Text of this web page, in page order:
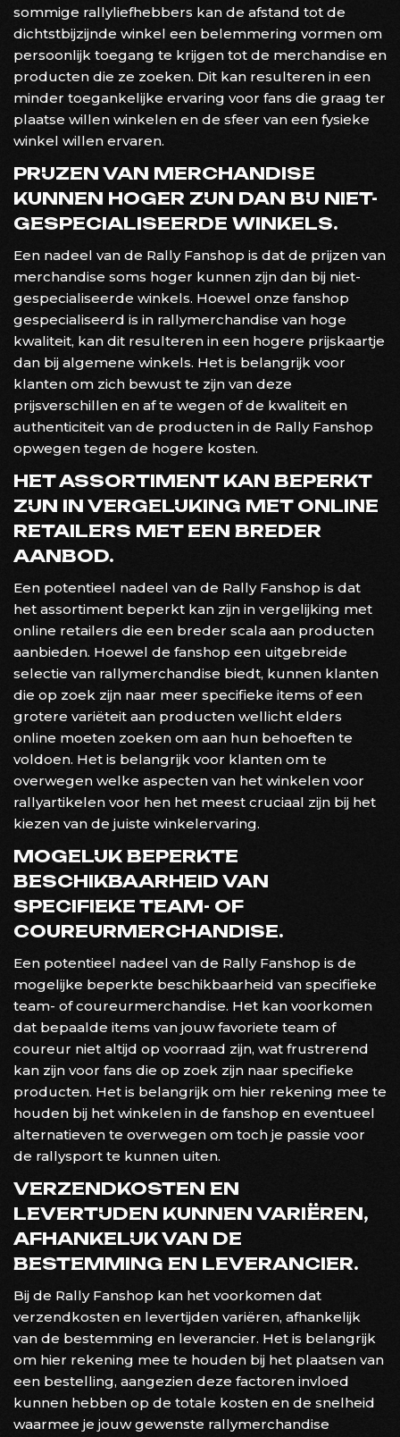
sommige rallyliefhebbers kan de afstand tot de
dichtstbijzijnde winkel een belemmering vormen om
persoonlijk toegang te krijgen tot de merchandise en
producten die ze zoeken. Dit kan resulteren in een
minder toegankelijke ervaring voor fans die graag ter
plaatse willen winkelen en de sfeer van een fysieke
winkel willen ervaren.
PRIJZEN VAN MERCHANDISE
KUNNEN HOGER ZIJN DAN BIJ NIET-
GESPECIALISEERDE WINKELS.
Een nadeel van de Rally Fanshop is dat de prijzen van
merchandise soms hoger kunnen zijn dan bij niet-
gespecialiseerde winkels. Hoewel onze fanshop
gespecialiseerd is in rallymerchandise van hoge
kwaliteit, kan dit resulteren in een hogere prijskaartje
dan bij algemene winkels. Het is belangrijk voor
klanten om zich bewust te zijn van deze
prijsverschillen en af te wegen of de kwaliteit en
authenticiteit van de producten in de Rally Fanshop
opwegen tegen de hogere kosten.
HET ASSORTIMENT KAN BEPERKT
ZIJN IN VERGELIJKING MET ONLINE
RETAILERS MET EEN BREDER
AANBOD.
Een potentieel nadeel van de Rally Fanshop is dat
het assortiment beperkt kan zijn in vergelijking met
online retailers die een breder scala aan producten
aanbieden. Hoewel de fanshop een uitgebreide
selectie van rallymerchandise biedt, kunnen klanten
die op zoek zijn naar meer specifieke items of een
grotere variëteit aan producten wellicht elders
online moeten zoeken om aan hun behoeften te
voldoen. Het is belangrijk voor klanten om te
overwegen welke aspecten van het winkelen voor
rallyartikelen voor hen het meest cruciaal zijn bij het
kiezen van de juiste winkelervaring.
MOGELIJK BEPERKTE
BESCHIKBAARHEID VAN
SPECIFIEKE TEAM- OF
COUREURMERCHANDISE.
Een potentieel nadeel van de Rally Fanshop is de
mogelijke beperkte beschikbaarheid van specifieke
team- of coureurmerchandise. Het kan voorkomen
dat bepaalde items van jouw favoriete team of
coureur niet altijd op voorraad zijn, wat frustrerend
kan zijn voor fans die op zoek zijn naar specifieke
producten. Het is belangrijk om hier rekening mee te
houden bij het winkelen in de fanshop en eventueel
alternatieven te overwegen om toch je passie voor
de rallysport te kunnen uiten.
VERZENDKOSTEN EN
LEVERTIJDEN KUNNEN VARIËREN,
AFHANKELIJK VAN DE
BESTEMMING EN LEVERANCIER.
Bij de Rally Fanshop kan het voorkomen dat
verzendkosten en levertijden variëren, afhankelijk
van de bestemming en leverancier. Het is belangrijk
om hier rekening mee te houden bij het plaatsen van
een bestelling, aangezien deze factoren invloed
kunnen hebben op de totale kosten en de snelheid
waarmee je jouw gewenste rallymerchandise